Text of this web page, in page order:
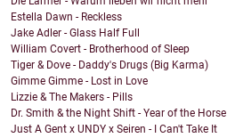
Estella Dawn - Reckless
Jake Adler - Glass Half Full
William Covert - Brotherhood of Sleep
Tiger & Dove - Daddy's Drugs (Big Karma)
Gimme Gimme - Lost in Love
Lizzie & The Makers - Pills
Dr. Smith & the Night Shift - Year of the Horse
Just A Gent x UNDY x Seiren - I Can't Take It